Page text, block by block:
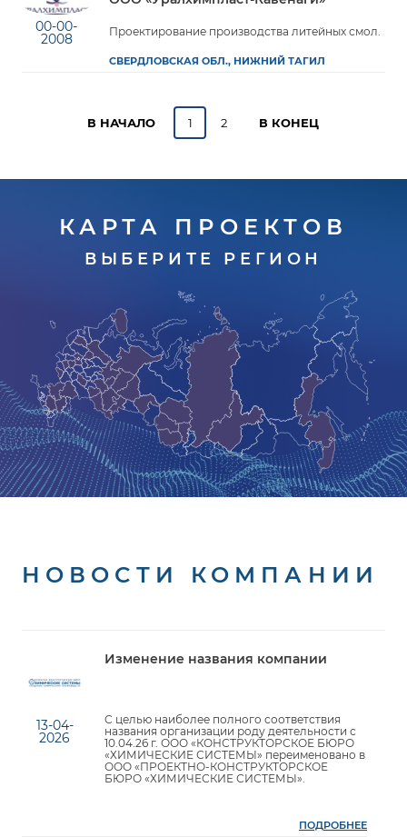
00-00-
2008 Проектирование производства литейных смол.
СВЕРДЛОВСКАЯ ОБЛ., НИЖНИЙ ТАГИЛ
В НАЧАЛО 1 2 В КОНЕЦ
КАРТА ПРОЕКТОВ
ВЫБЕРИТЕ РЕГИОН
НОВОСТИ КОМПАНИИ
13-04-
2026
Изменение названия компании
С целью наиболее полного соответствия
названия организации роду деятельности с
10.04.26 г. ООО «КОНСТРУКТОРСКОЕ БЮРО
«ХИМИЧЕСКИЕ СИСТЕМЫ» переименовано в
ООО «ПРОЕКТНО-КОНСТРУКТОРСКОЕ
БЮРО «ХИМИЧЕСКИЕ СИСТЕМЫ».
ПОДРОБНЕЕ